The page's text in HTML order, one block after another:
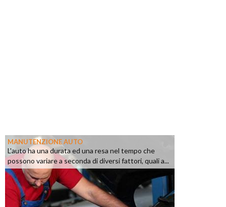
MANUTENZIONE AUTO
L'auto ha una durata ed una resa nel tempo che
possono variare a seconda di diversi fattori, quali a...